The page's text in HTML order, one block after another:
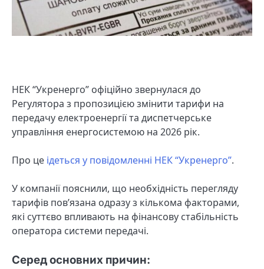
НЕК “Укренерго” офіційно звернулася до
Регулятора з пропозицією змінити тарифи на
передачу електроенергії та диспетчерське
управління енергосистемою на 2026 рік.
Про це ідеться у повідомленні НЕК “Укренерго”.
У компанії пояснили, що необхідність перегляду
тарифів пов’язана одразу з кількома факторами,
які суттєво впливають на фінансову стабільність
оператора системи передачі.
Серед основних причин: